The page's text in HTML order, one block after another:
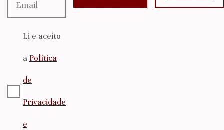
Li e aceito
a Política
de
Privacidade
e